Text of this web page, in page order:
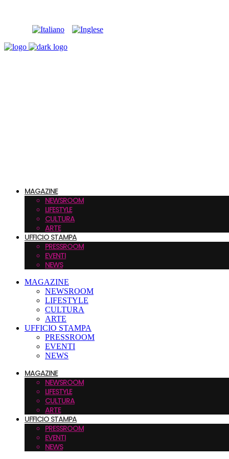
MAGAZINE
NEWSROOM
LIFESTYLE
CULTURA
ARTE
UFFICIO STAMPA
PRESSROOM
EVENTI
NEWS
MAGAZINE
NEWSROOM
LIFESTYLE
CULTURA
ARTE
UFFICIO STAMPA
PRESSROOM
EVENTI
NEWS
MAGAZINE
NEWSROOM
LIFESTYLE
CULTURA
ARTE
UFFICIO STAMPA
PRESSROOM
EVENTI
NEWS